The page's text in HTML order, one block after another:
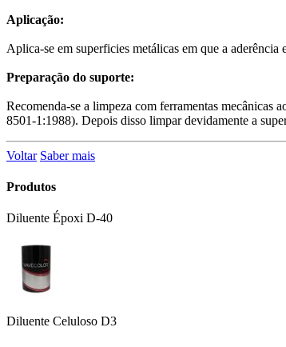
Aplicação:
Aplica-se em superficies metálicas em que a aderência
Preparação do suporte:
Recomenda-se a limpeza com ferramentas
8501-1:1988). Depois disso limpar devidamente a
Voltar Saber mais
Produtos
Diluente Époxi D-40
Diluente Celuloso D3